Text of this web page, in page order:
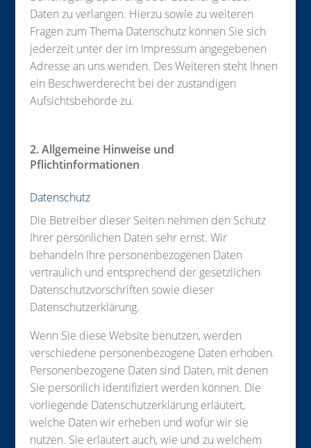
Daten zu verlangen. Hierzu sowie zu weiteren
Fragen zum Thema Datenschutz können Sie sich
jederzeit unter der im Impressum angegebenen
Adresse an uns wenden. Des Weiteren steht Ihnen
ein Beschwerderecht bei der zuständigen
Aufsichtsbehörde zu.
2. Allgemeine Hinweise und
Pflichtinformationen
Datenschutz
Die Betreiber dieser Seiten nehmen den Schutz
Ihrer persönlichen Daten sehr ernst. Wir
behandeln Ihre personenbezogenen Daten
vertraulich und entsprechend der gesetzlichen
Datenschutzvorschriften sowie dieser
Datenschutzerklärung.
Wenn Sie diese Website benutzen, werden
verschiedene personenbezogene Daten erhoben.
Personenbezogene Daten sind Daten, mit denen
Sie persönlich identifiziert werden können. Die
vorliegende Datenschutzerklärung erläutert,
welche Daten wir erheben und wofür wir sie
nutzen. Sie erläutert auch, wie und zu welchem